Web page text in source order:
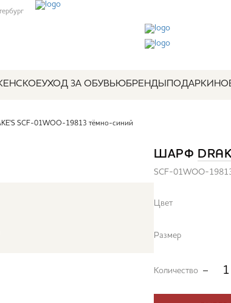
УХОД ЗА ОБУВЬЮБРЕНДЫ ПОДАРКИ
SCF-01WOO-19813 тёмно-синий
ШАРФ
SCF-01WOO-
Цвет
Размер
Количество